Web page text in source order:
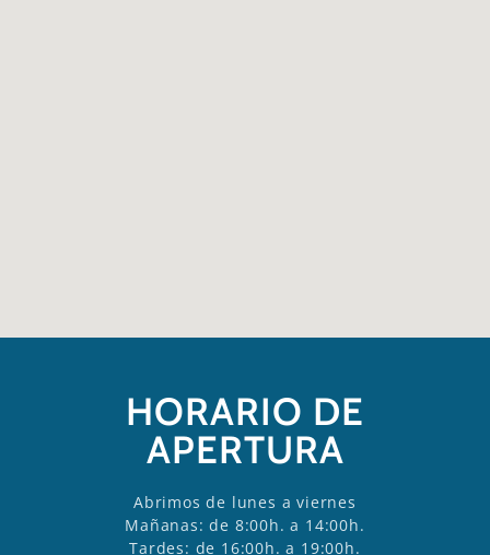
HORARIO DE
APERTURA
Abrimos de lunes a viernes
Mañanas: de 8:00h. a 14:00h.
Tardes: de 16:00h. a 19:00h.